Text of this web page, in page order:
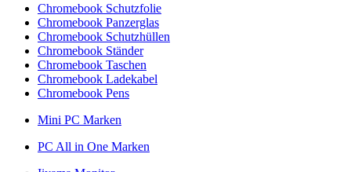
Chromebook Schutzfolie
Chromebook Panzerglas
Chromebook Schutzhüllen
Chromebook Ständer
Chromebook Taschen
Chromebook Ladekabel
Chromebook Pens
Mini PC Marken
PC All in One Marken